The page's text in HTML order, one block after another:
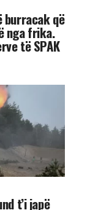
burracak që
nga frika.
të SPAK
t’i japë